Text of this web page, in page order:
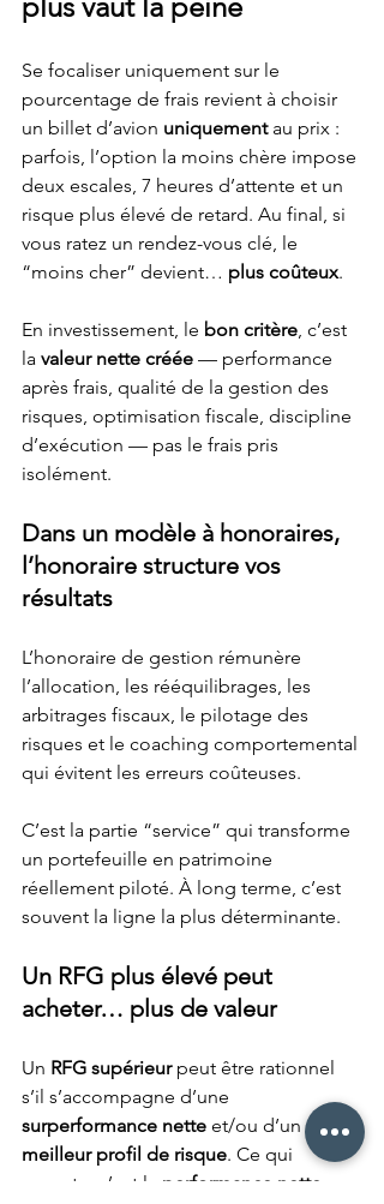
plus vaut la peine
Se focaliser uniquement sur le
pourcentage de frais revient à choisir
un billet d’avion uniquement au prix :
parfois, l’option la moins chère impose
deux escales, 7 heures d’attente et un
risque plus élevé de retard. Au final, si
vous ratez un rendez-vous clé, le
“moins cher” devient… plus coûteux.
En investissement, le bon critère, c’est
la valeur nette créée — performance
après frais, qualité de la gestion des
risques, optimisation fiscale, discipline
d’exécution — pas le frais pris
isolément.
Dans un modèle à honoraires,
l’honoraire structure vos
résultats
L’honoraire de gestion rémunère
l’allocation, les rééquilibrages, les
arbitrages fiscaux, le pilotage des
risques et le coaching comportemental
qui évitent les erreurs coûteuses.
C’est la partie “service” qui transforme
un portefeuille en patrimoine
réellement piloté. À long terme, c’est
souvent la ligne la plus déterminante.
Un RFG plus élevé peut
acheter… plus de valeur
Un RFG supérieur peut être rationnel
s’il s’accompagne d’une
surperformance nette et/ou d’un
meilleur profil de risque. Ce qui
compte, c’est la performance nette